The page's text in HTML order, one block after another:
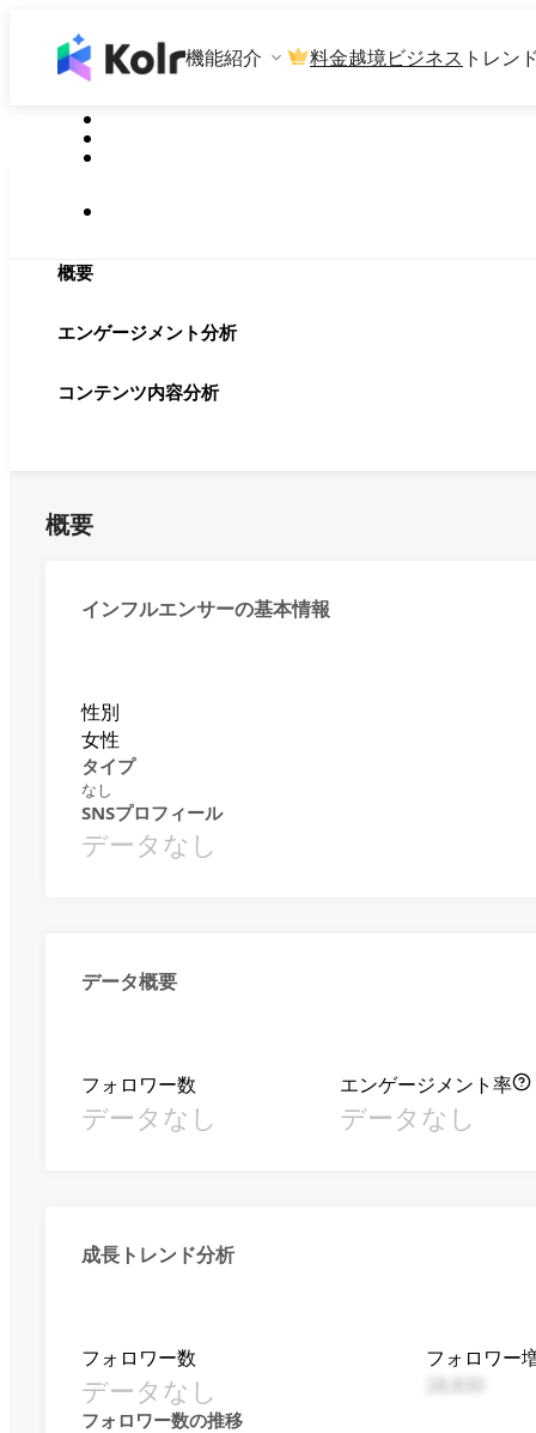
機能紹介 料金越境ビジネス トレン
概要
エンゲージメント分析
コンテンツ内容分析
概要
インフルエンサーの基本情報
性別
女性
タイプ
なし
SNSプロフィール
データなし
データ概要
フォロワー数
データなし
エンゲージメント率
データなし
成長トレンド分析
フォロワー数
データなし
フォロワー
フォロワー数の推移